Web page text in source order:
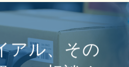
アル、その